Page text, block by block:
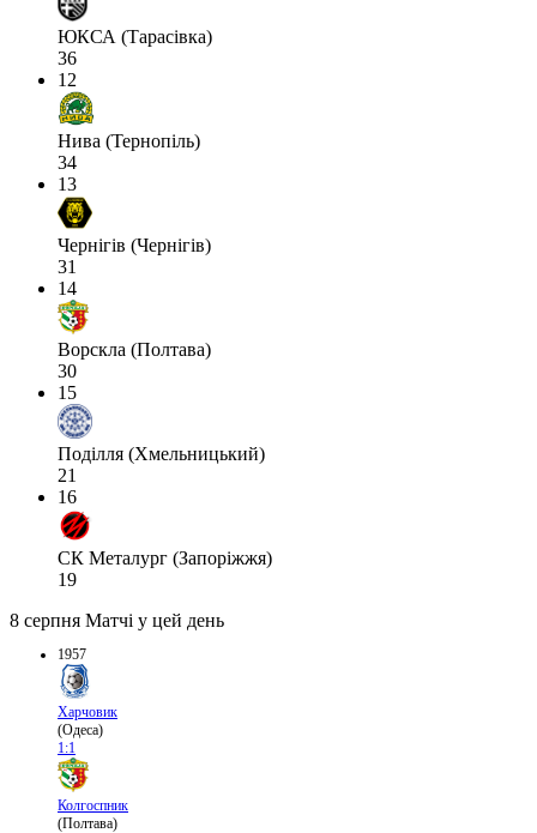
ЮКСА (Тарасівка)
36
12
Нива (Тернопіль)
34
13
Чернігів (Чернігів)
31
14
Ворскла (Полтава)
30
15
Поділля (Хмельницький)
21
16
СК Металург (Запоріжжя)
19
8 серпня Матчі у цей день
1957
Харчовик
(Одеса)
1:1
Колгоспник
(Полтава)